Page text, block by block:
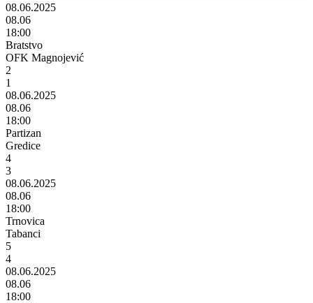
08.06.2025
08.06
18:00
Bratstvo
OFK Magnojević
2
1
08.06.2025
08.06
18:00
Partizan
Gredice
4
3
08.06.2025
08.06
18:00
Trnovica
Tabanci
5
4
08.06.2025
08.06
18:00